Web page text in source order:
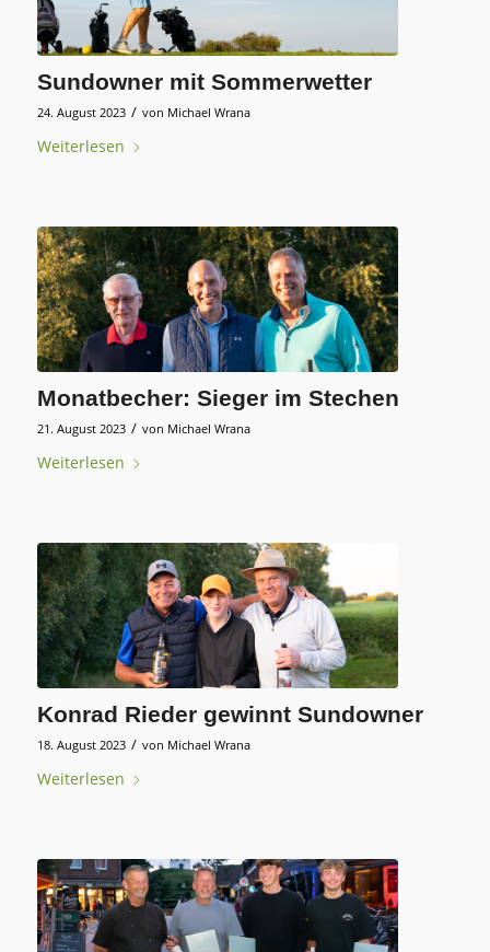
Sundowner mit Sommerwetter
24. August 2023 / von Michael Wrana
Weiterlesen
Monatbecher: Sieger im Stechen
21. August 2023 / von Michael Wrana
Weiterlesen
Konrad Rieder gewinnt Sundowner
18. August 2023 / von Michael Wrana
Weiterlesen